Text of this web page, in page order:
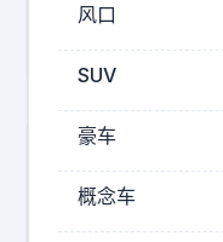
国
有
一
个
门
风口
SUV
豪车
概念车